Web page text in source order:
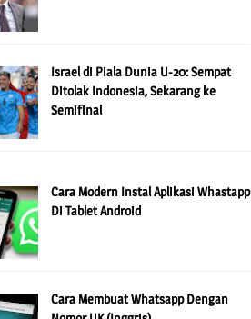
Israel di Piala Dunia U-20: Sempat
Ditolak Indonesia, Sekarang ke
Semifinal
Cara Modern Instal Aplikasi Whastapp
Di Tablet Android
Cara Membuat Whatsapp Dengan